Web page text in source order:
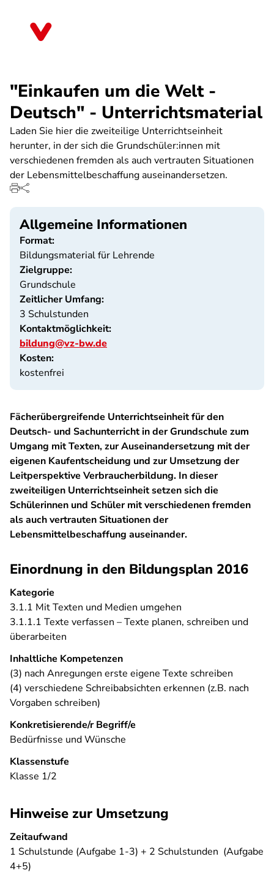
"Einkaufen um die Welt -
Deutsch" - Unterrichtsmaterial
Laden Sie hier die zweiteilige Unterrichtseinheit
herunter, in der sich die Grundschüler:innen mit
verschiedenen fremden als auch vertrauten Situationen
der Lebensmittelbeschaffung auseinandersetzen.
Allgemeine Informationen
Format:
Bildungsmaterial für Lehrende
Zielgruppe:
Grundschule
Zeitlicher Umfang:
3 Schulstunden
Kontaktmöglichkeit:
bildung@vz-bw.de
Kosten:
kostenfrei
Fächerübergreifende Unterrichtseinheit für den
Deutsch- und Sachunterricht in der Grundschule zum
Umgang mit Texten, zur Auseinandersetzung mit der
eigenen Kaufentscheidung und zur Umsetzung der
Leitperspektive Verbraucherbildung. In dieser
zweiteiligen Unterrichtseinheit setzen sich die
Schülerinnen und Schüler mit verschiedenen fremden
als auch vertrauten Situationen der
Lebensmittelbeschaffung auseinander.
Einordnung in den Bildungsplan 2016
Kategorie
3.1.1 Mit Texten und Medien umgehen
3.1.1.1 Texte verfassen – Texte planen, schreiben und
überarbeiten
Inhaltliche Kompetenzen
(3) nach Anregungen erste eigene Texte schreiben
(4) verschiedene Schreibabsichten erkennen (z.B. nach
Vorgaben schreiben)
Konkretisierende/r Begriff/e
Bedürfnisse und Wünsche
Klassenstufe
Klasse 1/2
Hinweise zur Umsetzung
Zeitaufwand
1 Schulstunde (Aufgabe 1-3) + 2 Schulstunden (Aufgabe
4+5)